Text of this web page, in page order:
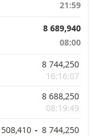
21:59
8 689,940
08:00
8 744,250
16:16:07
8 688,250
08:19:49
- 8 744,250